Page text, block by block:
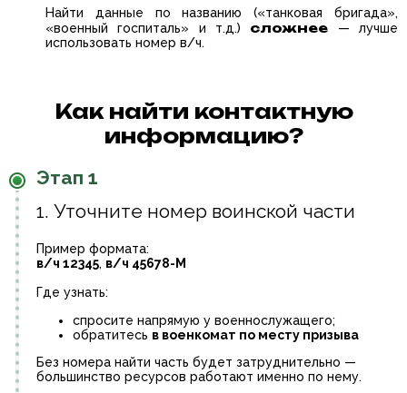
Найти данные по названию («танковая бригада»,
«военный госпиталь» и т.д.) сложнее — лучше
использовать номер в/ч.
Как найти контактную
информацию?
Этап 1
1. Уточните номер воинской части
Пример формата:
в/ч 12345, в/ч 45678-М
Где узнать:
спросите напрямую у военнослужащего;
обратитесь в военкомат по месту призыва
Без номера найти часть будет затруднительно —
большинство ресурсов работают именно по нему.